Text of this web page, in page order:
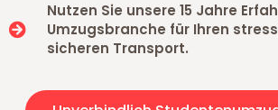
Nutzen Sie unsere 15 Jahre
Umzugsbranche für Ihren
sicheren Transport.